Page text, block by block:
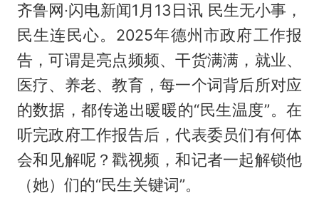
齐鲁网·闪电新闻1月13日讯 民生无小事，
民生连民心。2025年德州市政府工作报
告，可谓是亮点频频、干货满满，就业、
医疗、养老、教育，每一个词背后所对应
的数据，都传递出暖暖的“民生温度”。在
听完政府工作报告后，代表委员们有何体
会和见解呢？戳视频，和记者一起解锁他
（她）们的“民生关键词”。